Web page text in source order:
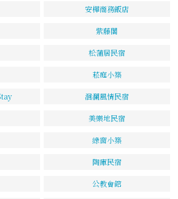
安樺商務飯店
紫藤閣
松蒲居民宿
菘庭小築
洄瀾風情民宿
美樂地民宿
綠窗小築
陶庫民宿
公教會館